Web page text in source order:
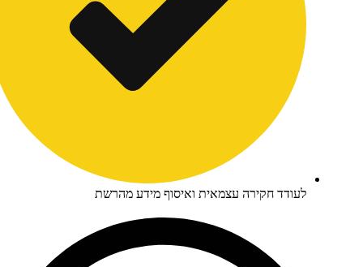
חקירה עצמאית ואיסוף מידע מהרשת